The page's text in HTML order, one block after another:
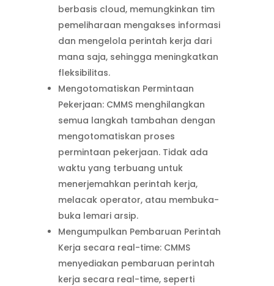
berbasis cloud, memungkinkan tim
pemeliharaan mengakses informasi
dan mengelola perintah kerja dari
mana saja, sehingga meningkatkan
fleksibilitas.
Mengotomatiskan Permintaan
Pekerjaan: CMMS menghilangkan
semua langkah tambahan dengan
mengotomatiskan proses
permintaan pekerjaan. Tidak ada
waktu yang terbuang untuk
menerjemahkan perintah kerja,
melacak operator, atau membuka-
buka lemari arsip.
Mengumpulkan Pembaruan Perintah
Kerja secara real-time: CMMS
menyediakan pembaruan perintah
kerja secara real-time, seperti